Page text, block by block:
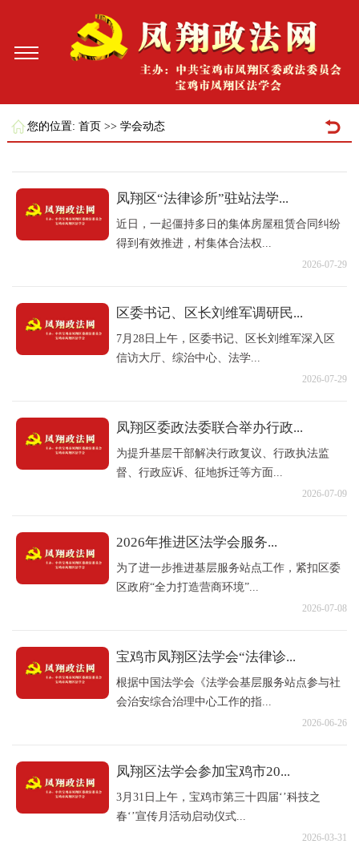
您的位置: 首页 >> 学会动态
凤翔区“法律诊所”驻站法学...
近日，一起僵持多日的集体房屋租赁合同纠纷
得到有效推进，村集体合法权...
2026-07-29
区委书记、区长刘维军调研民...
7月28日上午，区委书记、区长刘维军深入区
信访大厅、综治中心、法学...
2026-07-29
凤翔区委政法委联合举办行政...
为提升基层干部解决行政复议、行政执法监
督、行政应诉、征地拆迁等方面...
2026-07-09
2026年推进区法学会服务...
为了进一步推进基层服务站点工作，紧扣区委
区政府“全力打造营商环境”...
2026-07-08
宝鸡市凤翔区法学会“法律诊...
根据中国法学会《法学会基层服务站点参与社
会治安综合治理中心工作的指...
2026-06-26
凤翔区法学会参加宝鸡市20...
3月31日上午，宝鸡市第三十四届‘’科技之
春‘’宣传月活动启动仪式...
2026-03-31